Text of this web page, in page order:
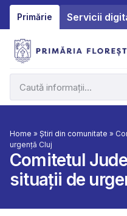
Primărie Servicii
Home » Știri din comunitate »
urgență Cluj
Comitetul
situații de